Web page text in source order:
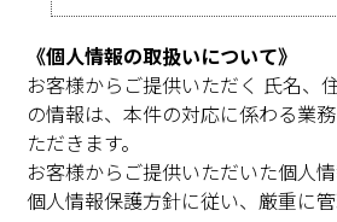
《個人情報の取扱いについて》
お客様からご提供いただく 氏名、
の情報は、本件の対応に係わる業
ただきます。
お客様からご提供いただいた個人
個人情報保護方針に従い、厳重に管